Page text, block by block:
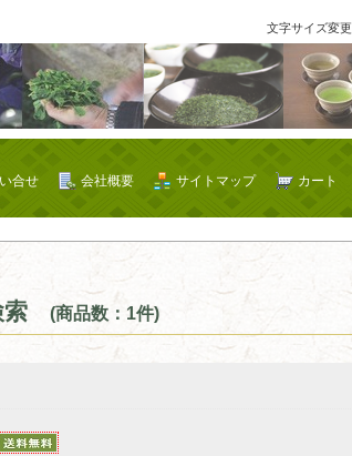
文字サイズ変更
カート
サイトマップ
会社概要
合せ
(商品数：1件)